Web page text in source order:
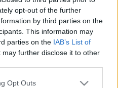
opt-out of the further
by third parties on the
This information may
parties on the IAB’s List of
may further disclose it to other
uses one or more Google
Opt Outs
@ Instagram
megjelent egy doboz,
képek keringenek. Ez
a #cyclechic hashtag-gel
a világ minden tájáról.